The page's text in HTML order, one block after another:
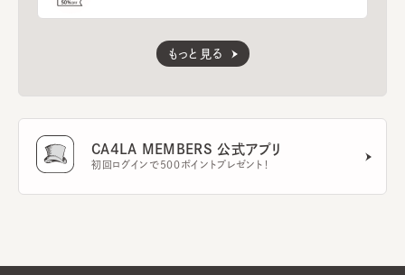
もっと見る
CA4LA MEMBERS 公式アプリ
初回ログインで500ポイントプレゼント！